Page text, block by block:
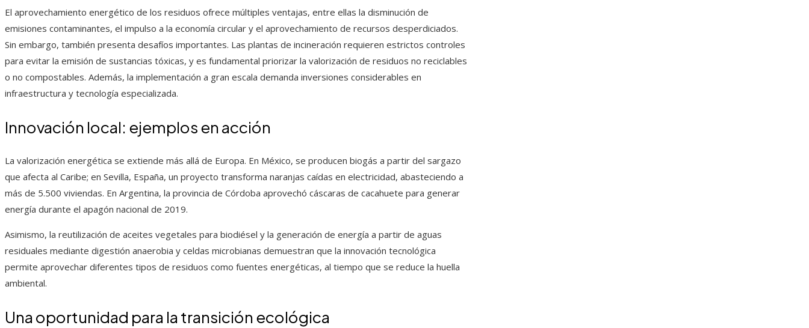
El aprovechamiento energético de los residuos ofrece múltiples ventajas, entre ellas la disminución de
emisiones contaminantes, el impulso a la economía circular y el aprovechamiento de recursos desperdiciados.
Sin embargo, también presenta desafíos importantes. Las plantas de incineración requieren estrictos controles
para evitar la emisión de sustancias tóxicas, y es fundamental priorizar la valorización de residuos no reciclables
o no compostables. Además, la implementación a gran escala demanda inversiones considerables en
infraestructura y tecnología especializada.
Innovación local: ejemplos en acción
La valorización energética se extiende más allá de Europa. En México, se producen biogás a partir del sargazo
que afecta al Caribe; en Sevilla, España, un proyecto transforma naranjas caídas en electricidad, abasteciendo a
más de 5.500 viviendas. En Argentina, la provincia de Córdoba aprovechó cáscaras de cacahuete para generar
energía durante el apagón nacional de 2019.
Asimismo, la reutilización de aceites vegetales para biodiésel y la generación de energía a partir de aguas
residuales mediante digestión anaerobia y celdas microbianas demuestran que la innovación tecnológica
permite aprovechar diferentes tipos de residuos como fuentes energéticas, al tiempo que se reduce la huella
ambiental.
Una oportunidad para la transición ecológica